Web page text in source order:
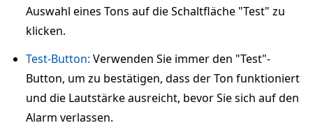
Auswahl eines Tons auf die Schaltfläche "Test" zu
klicken.
Test-Button: Verwenden Sie immer den "Test"-
Button, um zu bestätigen, dass der Ton funktioniert
und die Lautstärke ausreicht, bevor Sie sich auf den
Alarm verlassen.